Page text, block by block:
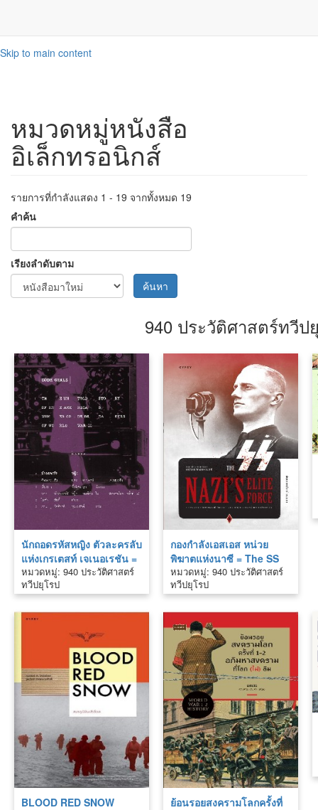
Skip to main content
หมวดหมู่หนังสือ
อิเล็กทรอนิกส์
รายการที่กำลังแสดง 1 - 19 จากทั้งหมด 19
คำค้น
เรียงลำดับตาม
ค้นหา
940 ประวัติศาสตร์ทวีป
นักถอดรหัสหญิง ตัวละครลับ
แห่งเกรเตสท์ เจเนอเรชัน =
Code Girls: The Untold
Story of the American
Women Code Breakers
of World
หมวดหมู่: 940 ประวัติศาสตร์
ทวีปยุโรป
กองกำลังเอสเอส หน่วย
พิฆาตแห่งนาซี = The SS
Nazi’s Elite Force
หมวดหมู่: 940 ประวัติศาสตร์
ทวีปยุโรป
BLOOD RED SNOW
ย้อนรอยสงครามโลกครั้งที่